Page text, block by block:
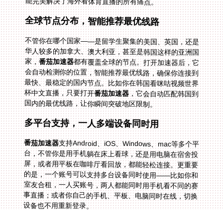
全球节点分布，智能推荐最优线路
不管你在哪个国家——是留学生聚集的美国、英国，还是
华人较多的加拿大、澳大利亚，甚至是韩国这样的亚洲国
家，番茄加速器都有覆盖全球的节点。打开加速器后，它
会自动检测你的位置，智能推荐最优线路，确保你连接到
最快、最稳定的国内节点。比如你在韩国看咪咕视频世界
杯中文直播，只要打开番茄加速器，它会自动匹配韩国到
国内的最优线路，让你瞬间突破地区限制。
多平台支持，一人多端设备同时用
番茄加速器支持Android、iOS、Windows、mac等多个平
台，不管你是用手机躺在床上看球，还是用电脑在宿舍投
屏，或者用平板在咖啡厅看回放，都能轻松连接。更重要
的是，一个账号可以支持多台设备同时使用——比如你和
室友合租，一人买账号，两人都能同时用手机看不同的赛
事直播；或者你自己的手机、平板、电脑同时在线，切换
设备也不用重新登录。